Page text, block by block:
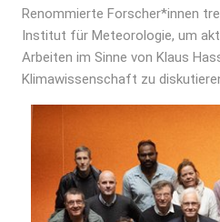
Renommierte Forscher*innen
Institut für Meteorologie, um
Arbeiten im Sinne von Klaus
Klimawissenschaft zu